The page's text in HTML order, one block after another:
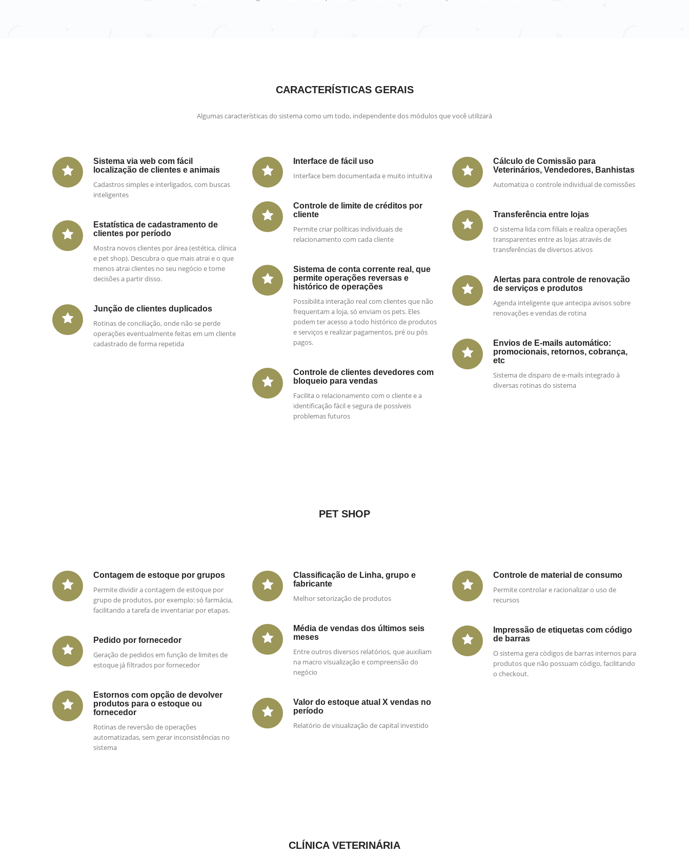
CARACTERÍSTICAS GERAIS
Algumas características do sistema como um todo, independente dos módulos que você utilizará
Sistema via web com fácil
localização de clientes e animais
Cadastros simples e interligados, com buscas
inteligentes
Estatística de cadastramento de
clientes por período
Mostra novos clientes por área (estética, clínica
e pet shop). Descubra o que mais atrai e o que
menos atrai clientes no seu negócio e tome
decisões a partir disso.
Junção de clientes duplicados
Rotinas de conciliação, onde não se perde
operações eventualmente feitas em um cliente
cadastrado de forma repetida
Interface de fácil uso
Interface bem documentada e muito intuitiva
Controle de limite de créditos por
cliente
Permite criar políticas individuais de
relacionamento com cada cliente
Sistema de conta corrente real, que
permite operações reversas e
histórico de operações
Possibilita interação real com clientes que não
frequentam a loja, só enviam os pets. Eles
podem ter acesso a todo histórico de produtos
e serviços e realizar pagamentos, pré ou pós
pagos.
Controle de clientes devedores com
bloqueio para vendas
Facilita o relacionamento com o cliente e a
identificação fácil e segura de possíveis
problemas futuros
Cálculo de Comissão para
Veterinários, Vendedores, Banhistas
Automatiza o controle individual de comissões
Transferência entre lojas
O sistema lida com filiais e realiza operações
transparentes entre as lojas através de
transferências de diversos ativos
Alertas para controle de renovação
de serviços e produtos
Agenda inteligente que antecipa avisos sobre
renovações e vendas de rotina
Envios de E-mails automático:
promocionais, retornos, cobrança,
etc
Sistema de disparo de e-mails integrado à
diversas rotinas do sistema
PET SHOP
Contagem de estoque por grupos
Permite dividir a contagem de estoque por
grupo de produtos, por exemplo: só farmácia,
facilitando a tarefa de inventariar por etapas.
Pedido por fornecedor
Geração de pedidos em função de limites de
estoque já filtrados por fornecedor
Estornos com opção de devolver
produtos para o estoque ou
fornecedor
Rotinas de reversão de operações
automatizadas, sem gerar inconsistências no
sistema
Classificação de Linha, grupo e
fabricante
Melhor setorização de produtos
Média de vendas dos últimos seis
meses
Entre outros diversos relatórios, que auxiliam
na macro visualização e compreensão do
negócio
Valor do estoque atual X vendas no
período
Relatório de visualização de capital investido
Controle de material de consumo
Permite controlar e racionalizar o uso de
recursos
Impressão de etiquetas com código
de barras
O sistema gera códigos de barras internos para
produtos que não possuam código, facilitando
o checkout.
CLÍNICA VETERINÁRIA